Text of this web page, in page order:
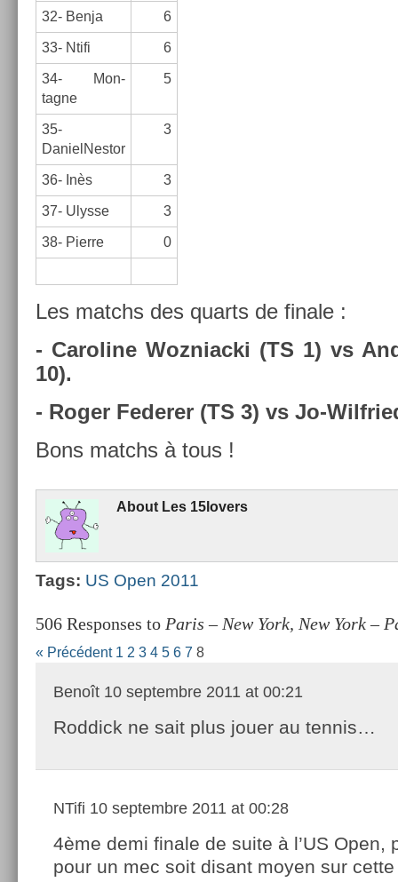
32- Benja 6
33- Ntifi 6
34- Mon­
tagne
5
35-
DanielNestor
3
36- Inès 3
37- Ulys­se 3
38- Pier­re 0
Les matchs des quarts de fin­ale :
- Caroline Woz­niac­ki (TS 1) vs
10).
- Roger Feder­er (TS 3) vs Jo-
Bons matchs à tous !
About Les 15lovers
Tags: US Open 2011
506 Responses to Paris – New York, New York –
« Précédent 1 2 3 4 5 6 7 8
Benoît 10 septembre 2011 at 00:21
Roddick ne sait plus jouer au tennis…
NTifi 10 septembre 2011 at 00:28
4ème demi finale de suite à l’US Open,
pour un mec soit disant moyen sur